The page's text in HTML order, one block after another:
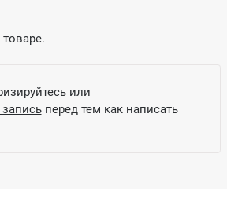
или
перед тем как написать